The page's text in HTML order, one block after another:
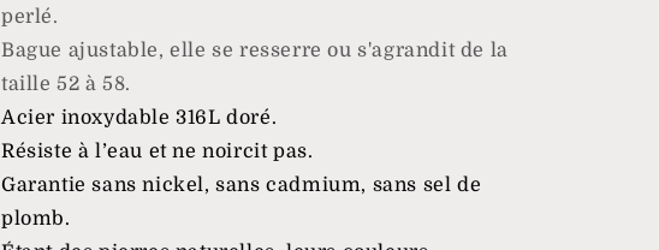
perlé.
Bague ajustable, elle se resserre ou s'agrandit de la
taille 52 à 58.
Acier inoxydable 316L doré.
Résiste à l’eau et ne noircit pas.
Garantie sans nickel, sans cadmium, sans sel de
plomb.